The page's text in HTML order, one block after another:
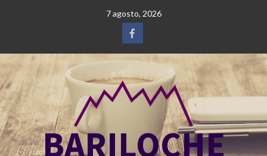
7 agosto, 2026
Facebook
BARILOCHE